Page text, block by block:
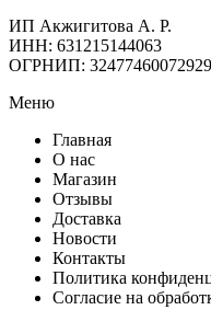
ИП Акжигитова А. Р.
ИНН: 631215144063
ОГРНИП:
Меню
Главная
О нас
Магазин
Отзывы
Доставка
Новости
Контакты
Политика
Согласие на